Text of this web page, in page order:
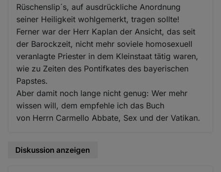
Rüschenslip´s, auf ausdrückliche Anordnung
seiner Heiligkeit wohlgemerkt, tragen sollte!
Ferner war der Herr Kaplan der Ansicht, das seit
der Barockzeit, nicht mehr soviele homosexuell
veranlagte Priester in dem Kleinstaat tätig waren,
wie zu Zeiten des Pontifkates des bayerischen
Papstes.
Aber damit noch lange nicht genug: Wer mehr
wissen will, dem empfehle ich das Buch
von Herrn Carmello Abbate, Sex und der Vatikan.
Diskussion anzeigen